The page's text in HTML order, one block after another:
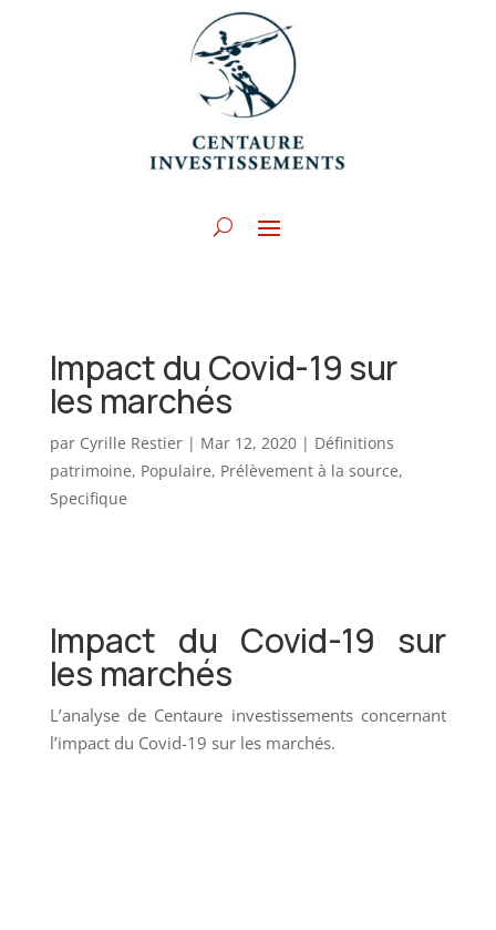
Impact du Covid-19 sur
les marchés
par Cyrille Restier| Mar 12, 2020| Définitions
patrimoine, Populaire, Prélèvement à la source,
Specifique
Impact du Covid-19 sur
les marchés
L’analyse de Centaure investissements concernant
l’impact du Covid-19 sur les marchés.